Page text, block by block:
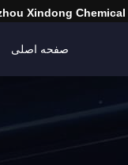
Xindong
صفحه اصلی